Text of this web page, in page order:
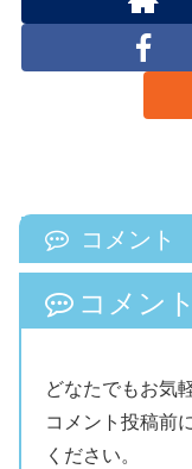
コメント
コメン
どなたでもお気
コメント投稿前に
ください。